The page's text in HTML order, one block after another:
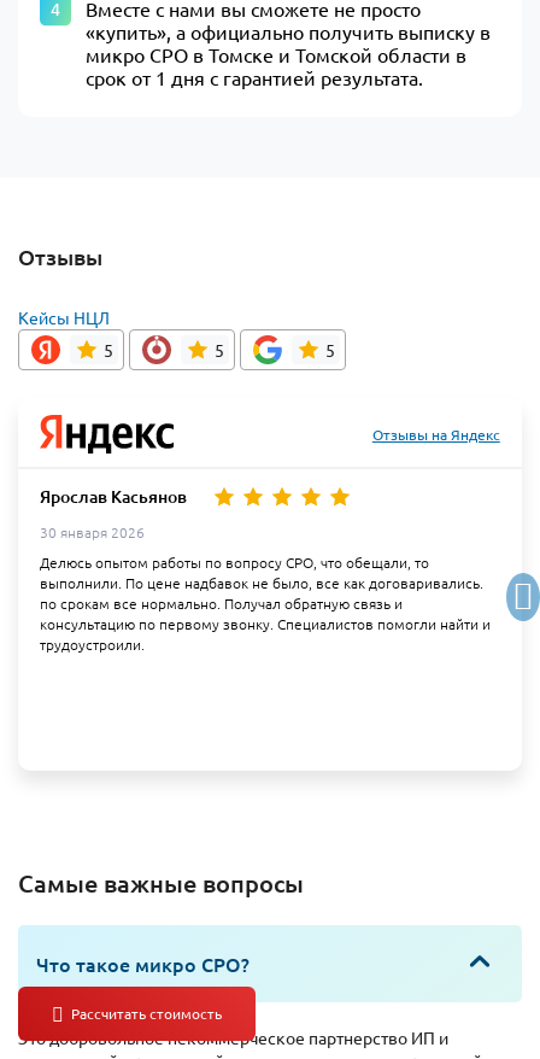
Вместе с нами вы сможете не просто
«купить», а официально получить выписку в
микро СРО в Томске и Томской области в
срок от 1 дня с гарантией результата.
Отзывы
Кейсы НЦЛ
5
5 5
Отзывы на Яндекс
Ярослав Касьянов
30 января 2026
Делюсь опытом работы по вопросу СРО, что обещали, то
выполнили. По цене надбавок не было, все как договаривались.
по срокам все нормально. Получал обратную связь и
консультацию по первому звонку. Специалистов помогли найти и
трудоустроили.
Самые важные вопросы
Что такое микро СРО?
Это добровольное некоммерческое партнерство ИП и